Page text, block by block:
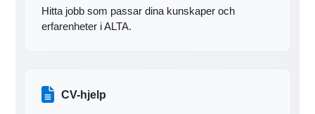
Hitta jobb som passar dina kunskaper och
erfarenheter i ALTA.
CV-hjelp